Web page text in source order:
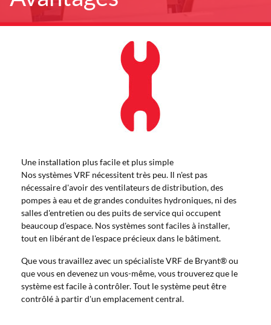
Une installation plus facile et plus simple
Nos systèmes VRF nécessitent très peu. Il n'est pas
nécessaire d'avoir des ventilateurs de distribution, des
pompes à eau et de grandes conduites hydroniques, ni des
salles d'entretien ou des puits de service qui occupent
beaucoup d'espace. Nos systèmes sont faciles à installer,
tout en libérant de l'espace précieux dans le bâtiment.
Que vous travaillez avec un spécialiste VRF de Bryant® ou
que vous en devenez un vous-même, vous trouverez que le
système est facile à contrôler. Tout le système peut être
contrôlé à partir d'un emplacement central.